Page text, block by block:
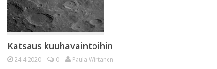
Katsaus kuuhavaintoihin
24.4.2020 0 Paula Wirtanen